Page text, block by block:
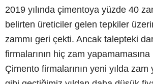
2019 yılında çimentoya yüzde 40
belirten üreticiler gelen tepkiler
zammı geri çekti. Ancak talepteki
firmalarının hiç zam
Çimento firmalarının yeni yılda zam